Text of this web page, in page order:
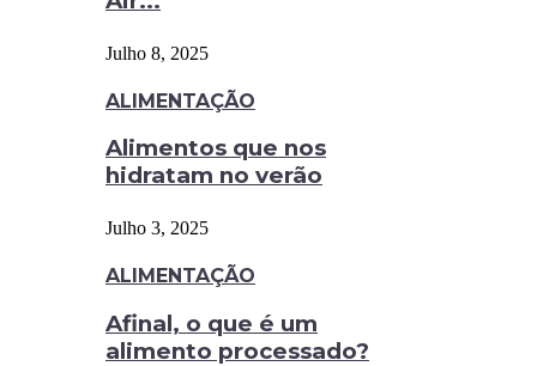
Julho 8, 2025
ALIMENTAÇÃO
Alimentos que nos
hidratam no verão
Julho 3, 2025
ALIMENTAÇÃO
Afinal, o que é um
alimento processado?